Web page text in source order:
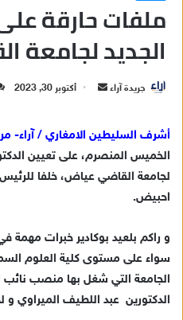
ملفات حارقة
الجديد لجامعة
جريدة آراء
ب
ا
إ
ل
ك
أكتوبر 30, 2023
أشرف السليطين الامغاري / آراء-
الخميس المنصرم، على تعيين
لجامعة القاضي عياض، خلفا
احبيض.
و راكم بلعيد بوكادير خبرات مهمة
سواء على مستوى كلية العلوم
الجامعة التي شغل بها منصب نائب
الدكتورين عبد اللطيف الميراوي